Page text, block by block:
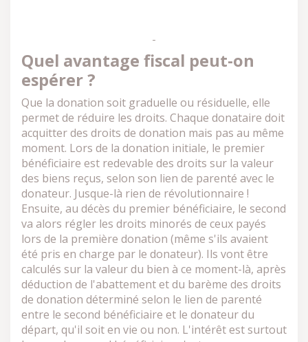
Quel avantage fiscal peut-on
espérer ?
Que la donation soit graduelle ou résiduelle, elle
permet de réduire les droits. Chaque donataire doit
acquitter des droits de donation mais pas au même
moment. Lors de la donation initiale, le premier
bénéficiaire est redevable des droits sur la valeur
des biens reçus, selon son lien de parenté avec le
donateur. Jusque-là rien de révolutionnaire !
Ensuite, au décès du premier bénéficiaire, le second
va alors régler les droits minorés de ceux payés
lors de la première donation (même s'ils avaient
été pris en charge par le donateur). Ils vont être
calculés sur la valeur du bien à ce moment-là, après
déduction de l'abattement et du barème des droits
de donation déterminé selon le lien de parenté
entre le second bénéficiaire et le donateur du
départ, qu'il soit en vie ou non. L'intérêt est surtout